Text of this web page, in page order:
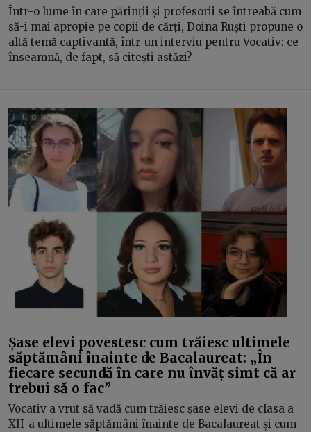
Într-o lume în care părinții și profesorii se întreabă cum
să-i mai apropie pe copii de cărți, Doina Ruști propune o
altă temă captivantă, într-un interviu pentru Vocativ: ce
înseamnă, de fapt, să citești astăzi?
Șase elevi povestesc cum trăiesc ultimele
săptămâni înainte de Bacalaureat: „În
fiecare secundă în care nu învăț simt că ar
trebui să o fac”
Vocativ a vrut să vadă cum trăiesc șase elevi de clasa a
XII-a ultimele săptămâni înainte de Bacalaureat și cum